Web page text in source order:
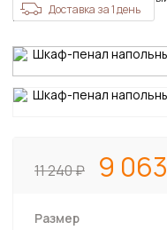
Доставка за 1 день
11 240 9 063
Размер